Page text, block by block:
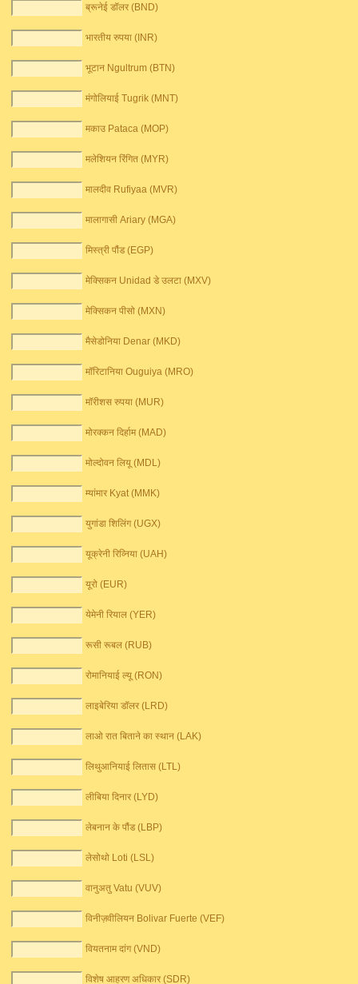
ब्रूनेई डॉलर (BND)
भारतीय रुपया (INR)
भूटान Ngultrum (BTN)
मंगोलियाई Tugrik (MNT)
मकाउ Pataca (MOP)
मलेशियन रिंगित (MYR)
मालदीव Rufiyaa (MVR)
मालागासी Ariary (MGA)
मिस्त्री पौंड (EGP)
मेक्सिकन Unidad डे उलटा (MXV)
मेक्सिकन पीसो (MXN)
मैसेडोनिया Denar (MKD)
मॉरिटानिया Ouguiya (MRO)
मॉरीशस रुपया (MUR)
मोरक्कन दिर्हाम (MAD)
मोल्दोवन लियू (MDL)
म्यांमार Kyat (MMK)
युगांडा शिलिंग (UGX)
यूक्रेनी रिव्निया (UAH)
यूरो (EUR)
येमेनी रियाल (YER)
रूसी रूबल (RUB)
रोमानियाई ल्यू (RON)
लाइबेरिया डॉलर (LRD)
लाओ रात बिताने का स्थान (LAK)
लिथुआनियाई लितास (LTL)
लीबिया दिनार (LYD)
लेबनान के पौंड (LBP)
लेसोथो Loti (LSL)
वानुअतु Vatu (VUV)
विनीज़वीलियन Bolivar Fuerte (VEF)
वियतनाम दांग (VND)
विशेष आहरण अधिकार (SDR)